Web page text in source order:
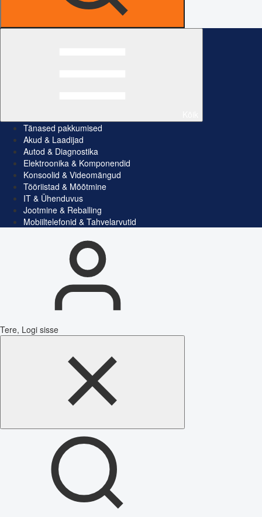
Tänased pakkumised
Akud & Laadijad
Autod & Diagnostika
Elektroonika & Komponendid
Konsoolid & Videomängud
Tööriistad & Mõõtmine
IT & Ühenduvus
Jootmine & Reballing
Mobiiltelefonid & Tahvelarvutid
Tere, Logi sisse